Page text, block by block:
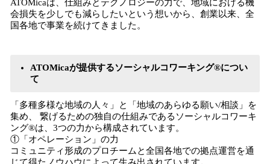
ATOMicaは、仕組みとテクノロジーの力で、地域における機
会損失を少しでも減らしたいという想いから、創業以来、全
国各地で事業を続けてきました。
ATOMicaが提供するソーシャルコワーキング®につい
て
「多種多様な地域の人々」と「地域のあらゆる願い/相談」を
集め、 繋げるための独自の仕組みであるソーシャルコワーキ
ング®は、3つの力から構成されています。
①「オペレーション」の力
コミュニティ形成のプロチームと全国各地での拠点運営を通